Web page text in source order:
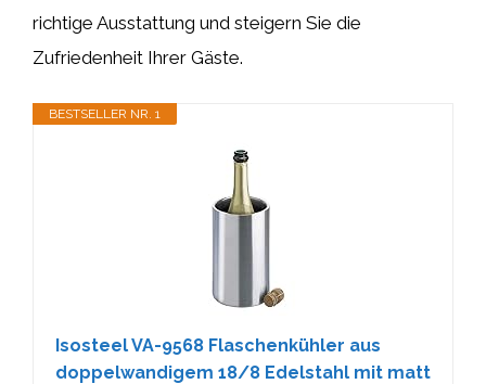
richtige Ausstattung und steigern Sie die
Zufriedenheit Ihrer Gäste.
BESTSELLER NR. 1
Isosteel VA-9568 Flaschenkühler aus
doppelwandigem 18/8 Edelstahl mit matt